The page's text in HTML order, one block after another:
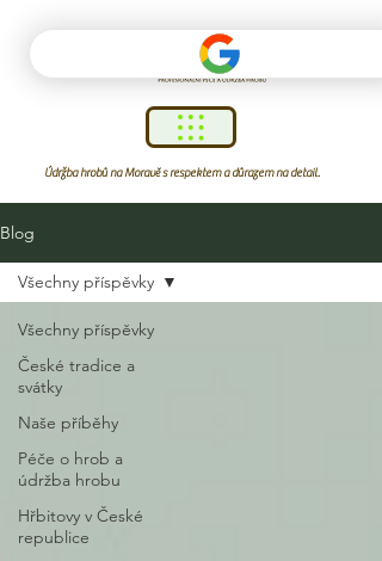
Údržba hrobů na Moravě s respektem a důrazem na detail.
Blog
Všechny příspěvky
České tradice a
svátky
Naše příběhy
Péče o hrob a
údržba hrobu
Hřbitovy v České
republice
Všechny příspěvky